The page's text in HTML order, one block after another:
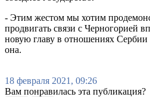
- Этим жестом мы хотим
продвигать связи с Черногорией
новую главу в отношениях Сербии
она.
18 февраля 2021, 09:26
Вам понравилась эта публикация?